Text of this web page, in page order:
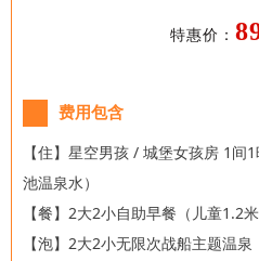
特惠价：
费用包含
【住】星空男孩 / 城堡女孩房 1间
池温泉水）
【餐】2大2小自助早餐（儿童1.2
【泡】2大2小无限次战船主题温泉